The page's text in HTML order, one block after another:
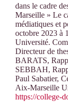
dans le cadre
Marseille » Le
médiatiques et
octobre 2023 à
Université.
Directeur de
BARATS,
SEBBAH,
Paul Sabatier,
Aix-Marseille
https://college-